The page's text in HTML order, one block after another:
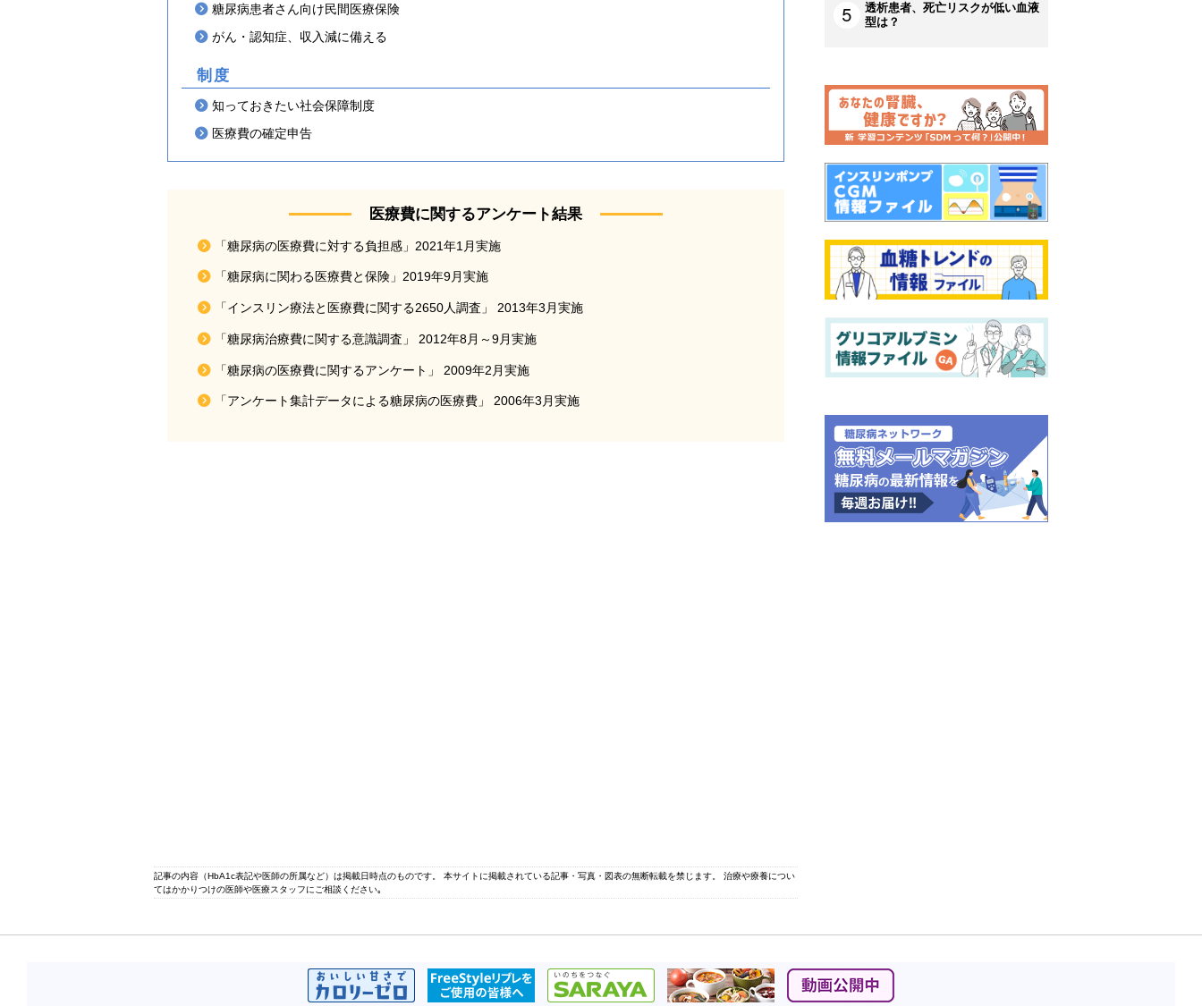
糖尿病患者さん向け民間医療保険
がん・認知症、収入減に備える
制度
知っておきたい社会保障制度
医療費の確定申告
医療費に関するアンケート結果
「糖尿病の医療費に対する負担感」2021年1月実施
「糖尿病に関わる医療費と保険」2019年9月実施
「インスリン療法と医療費に関する2650人調査」 2013年3月実施
「糖尿病治療費に関する意識調査」 2012年8月～9月実施
「糖尿病の医療費に関するアンケート」 2009年2月実施
「アンケート集計データによる糖尿病の医療費」 2006年3月実施
記事の内容（HbA1c表記や医師の所属など）は掲載日時点のものです。 本サイトに掲載されている記事・写真・図表の無断転載を禁じます。 治療や療養につい
てはかかりつけの医師や医療スタッフにご相談ください｡
透析患者、死亡リスクが低い血液
型は？